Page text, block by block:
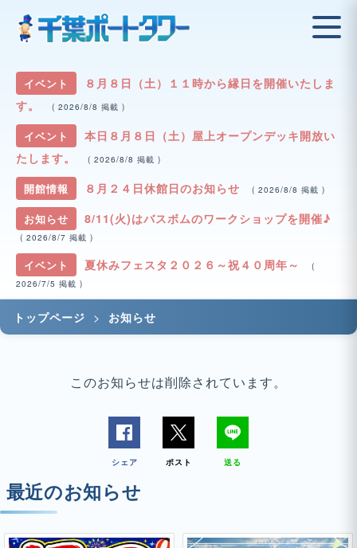
イベント
８月８日（土）１１時から縁日を開催いたしま
す。
( 2026/8/8 掲載 )
イベント
本日８月８日（土）屋上オープンデッキ開放い
たします。
( 2026/8/8 掲載 )
開館情報 ８月２４日休館日のお知らせ ( 2026/8/8 掲載 )
お知らせ 8/11(火)はバスボムのワークショップを開催♪
( 2026/8/7 掲載 )
イベント 夏休みフェスタ２０２６～祝４０周年～
(
2026/7/5 掲載 )
トップページ > お知らせ
このお知らせは削除されています。
シェア ポスト 送る
最近のお知らせ